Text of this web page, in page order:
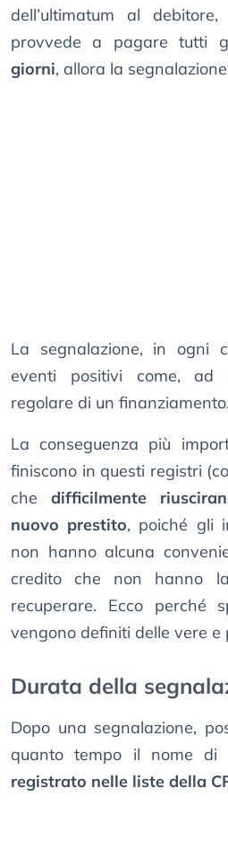
dell’ultimatum al
provvede a pagare tutti
giorni, allora la
La segnalazione, in ogni
eventi positivi come, ad
regolare di un finanziamento.
La conseguenza più
finiscono in questi registri
che difficilmente
nuovo prestito, poiché gli
non hanno alcuna
credito che non hanno
recuperare. Ecco perché
vengono definiti delle vere e
Durata della
Dopo una segnalazione,
quanto tempo il nome di
registrato nelle liste della